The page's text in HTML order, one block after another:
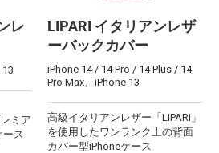
レ
ミア
ース
LIPARI イタリアンレザ
ーバックカバー
iPhone 14 / 14 Pro / 14 Plus / 14
Pro Max、iPhone 13
高級イタリアンレザー「LIPARI」
を使用したワンランク上の背面
カバー型iPhoneケース